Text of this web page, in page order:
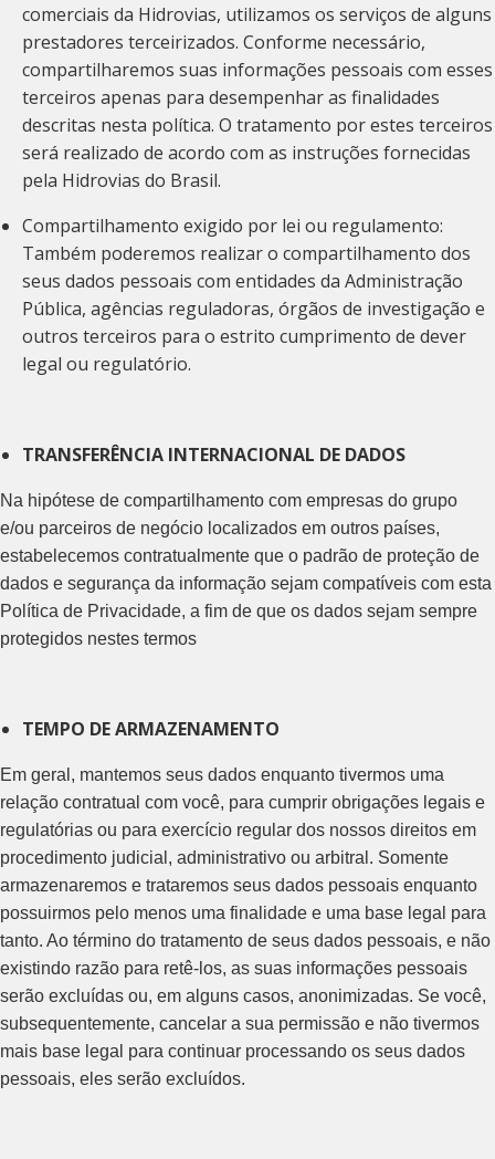
comerciais da Hidrovias, utilizamos os serviços de alguns
prestadores terceirizados. Conforme necessário,
compartilharemos suas informações pessoais com esses
terceiros apenas para desempenhar as finalidades
descritas nesta política. O tratamento por estes terceiros
será realizado de acordo com as instruções fornecidas
pela Hidrovias do Brasil.
Compartilhamento exigido por lei ou regulamento:
Também poderemos realizar o compartilhamento dos
seus dados pessoais com entidades da Administração
Pública, agências reguladoras, órgãos de investigação e
outros terceiros para o estrito cumprimento de dever
legal ou regulatório.
TRANSFERÊNCIA INTERNACIONAL DE DADOS
Na hipótese de compartilhamento com empresas do grupo
e/ou parceiros de negócio localizados em outros países,
estabelecemos contratualmente que o padrão de proteção de
dados e segurança da informação sejam compatíveis com esta
Política de Privacidade, a fim de que os dados sejam sempre
protegidos nestes termos
TEMPO DE ARMAZENAMENTO
Em geral, mantemos seus dados enquanto tivermos uma
relação contratual com você, para cumprir obrigações legais e
regulatórias ou para exercício regular dos nossos direitos em
procedimento judicial, administrativo ou arbitral. Somente
armazenaremos e trataremos seus dados pessoais enquanto
possuirmos pelo menos uma finalidade e uma base legal para
tanto. Ao término do tratamento de seus dados pessoais, e não
existindo razão para retê-los, as suas informações pessoais
serão excluídas ou, em alguns casos, anonimizadas. Se você,
subsequentemente, cancelar a sua permissão e não tivermos
mais base legal para continuar processando os seus dados
pessoais, eles serão excluídos.